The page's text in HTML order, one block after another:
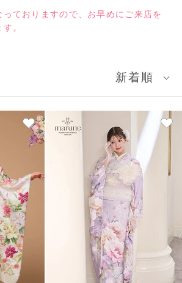
ておりますので、お早めにご来店を
。​
新着順